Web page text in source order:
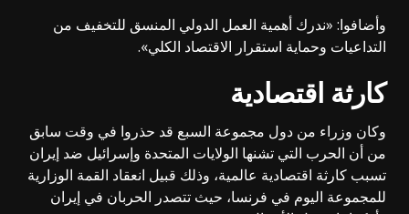
وأضافوا: «ندرك أهمية العمل الدولي المنسق للتخفيف من
التداعيات وحماية استقرار الاقتصاد الكلي».
كارثة اقتصادية
وكان وزراء من دول مجموعة السبع قد حذروا في وقت سابق
من أن الحرب التي تشنها الولايات المتحدة وإسرائيل ضد إيران
تسبب كارثة اقتصادية عالمية، وذلك قبيل انعقاد القمة الوزارية
للمجموعة اليوم في فرنسا، حيث تتصدر الحربان في إيران